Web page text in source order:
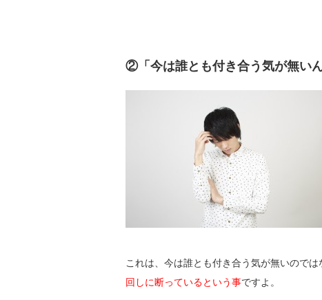
②「今は誰とも付き合う気が無いん
これは、今は誰とも付き合う気が無いのでは
回しに断っているという事ですよ。